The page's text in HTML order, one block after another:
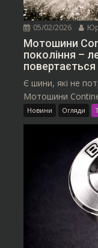
05/02/2026
Мотошини
покоління –
Є шини, які не
Мотошини
Новини Огляди